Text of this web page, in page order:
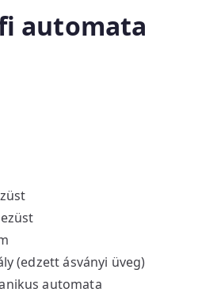
automata
(edzett ásványi üveg)
automata